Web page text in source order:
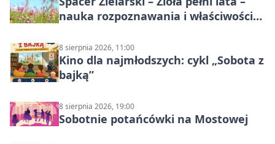
nauka rozpoznawania i właściwości
8 sierpnia 2026, 11:00
Kino dla najmłodszych: cykl „Sobota z
bajką”
8 sierpnia 2026, 19:00
Sobotnie potańcówki na Mostowej